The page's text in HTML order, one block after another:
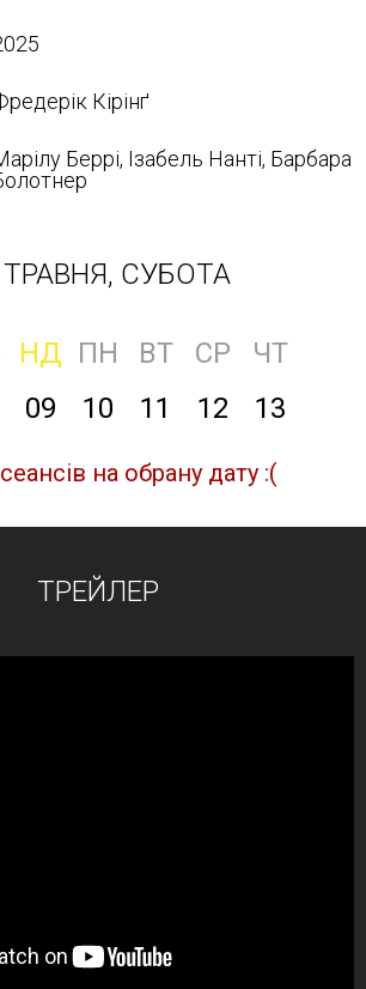
Кірінґ
Беррі, Ізабель Нанті, Барбара
ТРАВНЯ, СУБОТА
НД ПН ВТ СР
ЧТ
09 10 11 12 13
на обрану дату :(
ТРЕЙЛЕР